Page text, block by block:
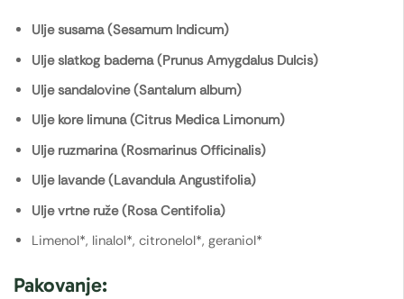
Ulje susama (Sesamum Indicum)
Ulje slatkog badema (Prunus Amygdalus Dulcis)
Ulje sandalovine (Santalum album)
Ulje kore limuna (Citrus Medica Limonum)
Ulje ruzmarina (Rosmarinus Officinalis)
Ulje lavande (Lavandula Angustifolia)
Ulje vrtne ruže (Rosa Centifolia)
Limenol*, linalol*, citronelol*, geraniol*
Pakovanje: